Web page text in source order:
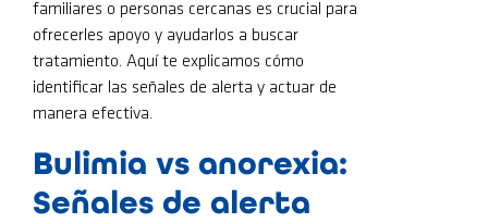
familiares o personas cercanas es crucial para
ofrecerles apoyo y ayudarlos a buscar
tratamiento. Aquí te explicamos cómo
identificar las señales de alerta y actuar de
manera efectiva.
Bulimia vs anorexia:
Señales de alerta